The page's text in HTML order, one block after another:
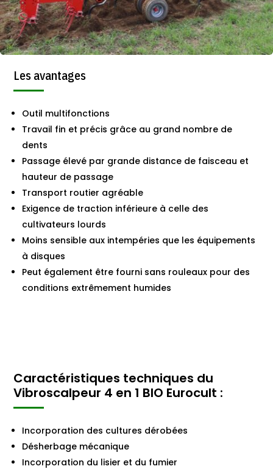
Les avantages
Outil multifonctions
Travail fin et précis grâce au grand nombre de
dents
Passage élevé par grande distance de faisceau et
hauteur de passage
Transport routier agréable
Exigence de traction inférieure à celle des
cultivateurs lourds
Moins sensible aux intempéries que les équipements
à disques
Peut également être fourni sans rouleaux pour des
conditions extrêmement humides
Caractéristiques techniques du
Vibroscalpeur 4 en 1 BIO Eurocult :
Incorporation des cultures dérobées
Désherbage mécanique
Incorporation du lisier et du fumier